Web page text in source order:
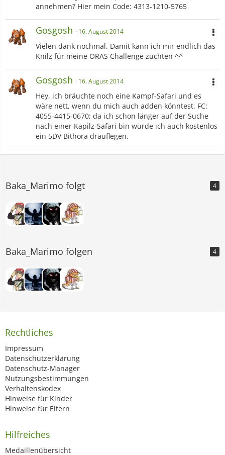
annehmen? Hier mein Code: 4313-1210-5765
Gosgosh 16. August 2014
Vielen dank nochmal. Damit kann ich mir endlich das
Knilz für meine ORAS Challenge züchten ^^
Gosgosh 16. August 2014
Hey, ich bräuchte noch eine Kampf-Safari und es
wäre nett, wenn du mich auch adden könntest. FC:
4055-4415-0670; da ich schon länger auf der Suche
nach einer Kapilz-Safari bin würde ich auch kostenlos
ein 5DV Bithora drauflegen.
Baka_Marimo folgt 4
Baka_Marimo folgen 4
Rechtliches
Impressum
Datenschutzerklärung
Datenschutz-Manager
Nutzungsbestimmungen
Verhaltenskodex
Hinweise für Kinder
Hinweise für Eltern
Hilfreiches
Medaillenübersicht